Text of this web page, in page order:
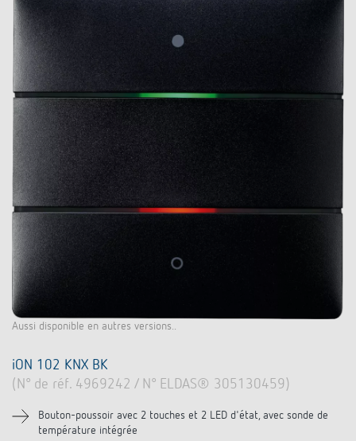
Aussi disponible en autres versions..
iON 102 KNX BK
(N° de réf. 4969242 / N° ELDAS® 305130459)
Bouton-poussoir avec 2 touches et 2 LED d'état, avec sonde de
température intégrée